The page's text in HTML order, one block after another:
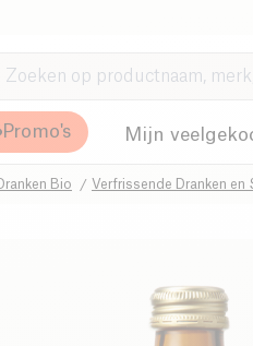
Promo's Mijn
Dranken Bio Verfrissende Dranken en